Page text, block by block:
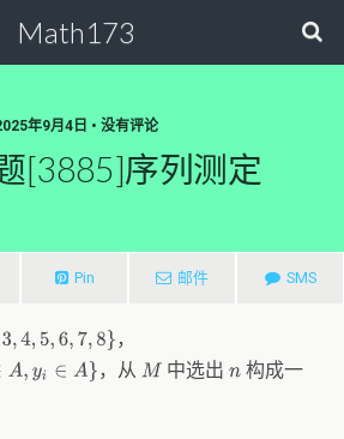
Math173
年9月4日 • 没有评论
[3885]序列测定
Pin 邮件 SMS
,6,7,8 } ，
，从 M 中选出n 构成一